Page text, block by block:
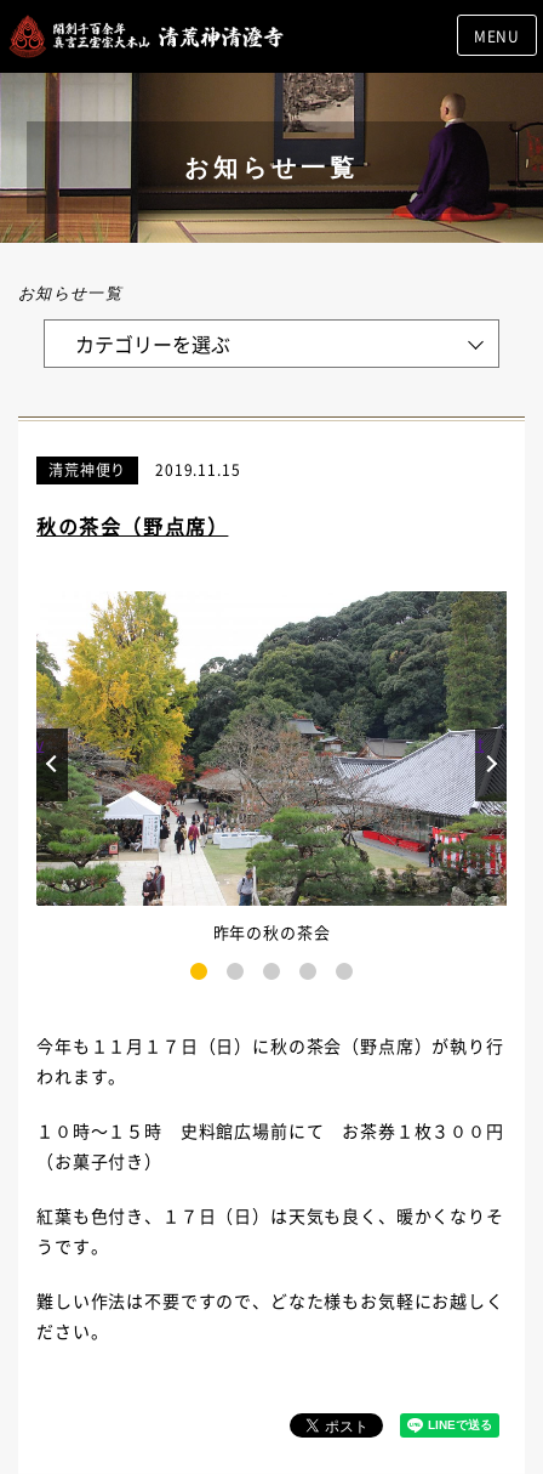
MENU
お知らせ一覧
お知らせ一覧
清荒神便り 2019.11.15
秋の茶会（野点席）
昨年の秋の茶会
3 4 5
Prev Next
今年も１１月１７日（日）に秋の茶会（野点席）が執り行
われます。
１０時～１５時 史料館広場前にて お茶券１枚３００円
（お菓子付き）
紅葉も色付き、１７日（日）は天気も良く、暖かくなりそ
うです。
難しい作法は不要ですので、どなた様もお気軽にお越しく
ださい。